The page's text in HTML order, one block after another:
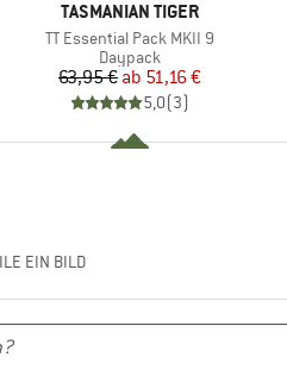
MARKE
TASMANIAN TIGER
Artikel
TT Essential Pack MKII 9
Produktgruppe
Daypack
Preis
63,95 € reduzierter Preis
ab 51,16 €
5,0(3)
EIN BILD